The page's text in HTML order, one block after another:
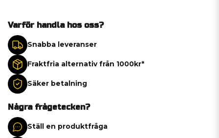
Varför handla hos oss?
Snabba leveranser
Fraktfria alternativ från 1000kr*
Säker betalning
Några frågetecken?
Ställ en produktfråga